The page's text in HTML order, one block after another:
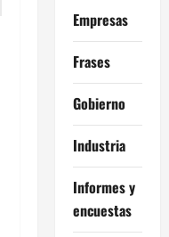
Empresas
Frases
Gobierno
Industria
Informes y
encuestas